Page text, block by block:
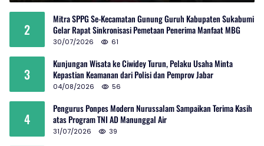
2
Mitra SPPG Se-Kecamatan Gunung Guruh Kabupaten Sukabumi
Gelar Rapat Sinkronisasi Pemetaan Penerima Manfaat MBG
30/07/2026 61
3
Kunjungan Wisata ke Ciwidey Turun, Pelaku Usaha Minta
Kepastian Keamanan dari Polisi dan Pemprov Jabar
04/08/2026 56
4
Pengurus Ponpes Modern Nurussalam Sampaikan Terima Kasih
atas Program TNI AD Manunggal Air
31/07/2026 39